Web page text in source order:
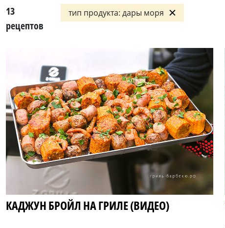
13
рецептов
тип продукта: дары моря
КАДЖУН БРОЙЛ НА ГРИЛЕ (ВИДЕО)